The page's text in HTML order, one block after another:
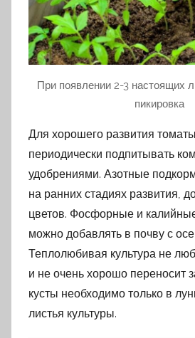
При появлении 2-3 настоящих
пикировка
Для хорошего развития
периодически подпитывать
удобрениями. Азотные
на ранних стадиях развития,
цветов. Фосфорные и
можно добавлять в почву с
Теплолюбивая культура не
и не очень хорошо переносит
кусты необходимо только в
листья культуры.